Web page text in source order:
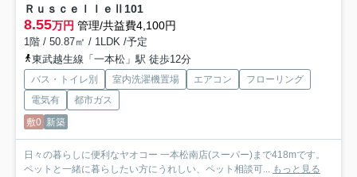
ＲｕｓｃｅｌｌｅⅡ 101
8.55万円 管理/共益費4,100円
1階 / 50.87㎡ / 1LDK /予定
東武越生線「一本松」駅 徒歩12分
バス・トイレ別 室内洗濯機置場 エアコン
フローリング
電気有
都市ガス
敷0 新築
日々の暮らしに便利なヤオコー 一本松南店(スーパー)まで418mです。
ペットと一緒に暮らしたい方にうれしい、ペット相談可... もっと見る